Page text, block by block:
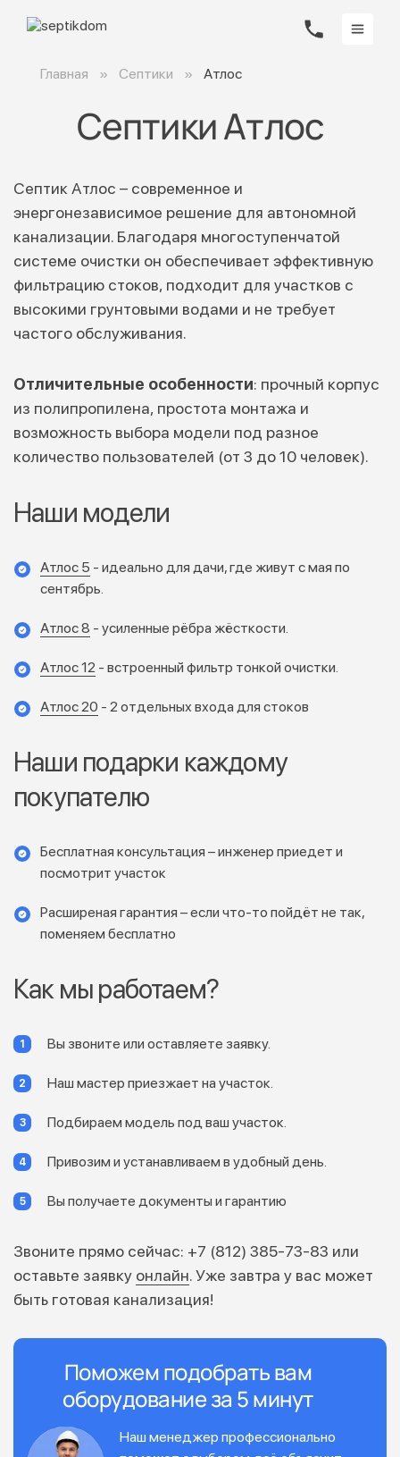
Главная Септики Атлос
Септики Атлос
Септик Атлос – современное и
энергонезависимое решение для автономной
канализации. Благодаря многоступенчатой
системе очистки он обеспечивает эффективную
фильтрацию стоков, подходит для участков с
высокими грунтовыми водами и не требует
частого обслуживания.
Отличительные особенности: прочный корпус
из полипропилена, простота монтажа и
возможность выбора модели под разное
количество пользователей (от 3 до 10 человек).
Наши модели
Атлос 5 - идеально для дачи, где живут с мая по
сентябрь.
Атлос 8 - усиленные рёбра жёсткости.
Атлос 12 - встроенный фильтр тонкой очистки.
Атлос 20 - 2 отдельных входа для стоков
Наши подарки каждому
покупателю
Бесплатная консультация – инженер приедет и
посмотрит участок
Расширеная гарантия – если что-то пойдёт не так,
поменяем бесплатно
Как мы работаем?
Вы звоните или оставляете заявку.
Наш мастер приезжает на участок.
Подбираем модель под ваш участок.
Привозим и устанавливаем в удобный день.
Вы получаете документы и гарантию
Звоните прямо сейчас: +7 (812) 385-73-83 или
оставьте заявку онлайн. Уже завтра у вас может
быть готовая канализация!
Поможем подобрать вам
оборудование за 5 минут
Наш менеджер профессионально